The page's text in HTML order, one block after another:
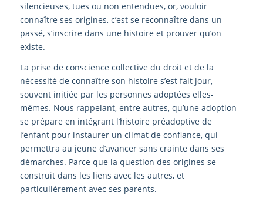
silencieuses, tues ou non entendues, or, vouloir
connaître ses origines, c’est se reconnaître dans un
passé, s’inscrire dans une histoire et prouver qu’on
existe.
La prise de conscience collective du droit et de la
nécessité de connaître son histoire s’est fait jour,
souvent initiée par les personnes adoptées elles-
mêmes. Nous rappelant, entre autres, qu’une adoption
se prépare en intégrant l’histoire préadoptive de
l’enfant pour instaurer un climat de confiance, qui
permettra au jeune d’avancer sans crainte dans ses
démarches. Parce que la question des origines se
construit dans les liens avec les autres, et
particulièrement avec ses parents.